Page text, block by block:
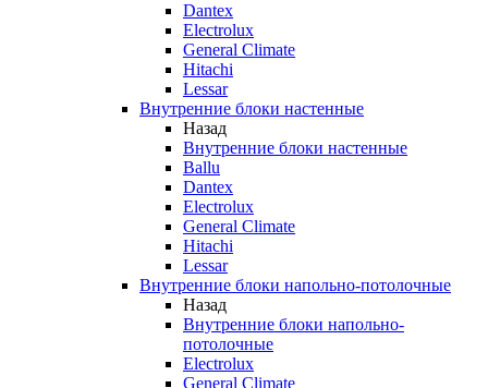
Dantex
Electrolux
General Climate
Hitachi
Lessar
Внутренние блоки настенные
Назад
Внутренние блоки настенные
Ballu
Dantex
Electrolux
General Climate
Hitachi
Lessar
Внутренние блоки напольно-потолочные
Назад
Внутренние блоки напольно-
потолочные
Electrolux
General Climate